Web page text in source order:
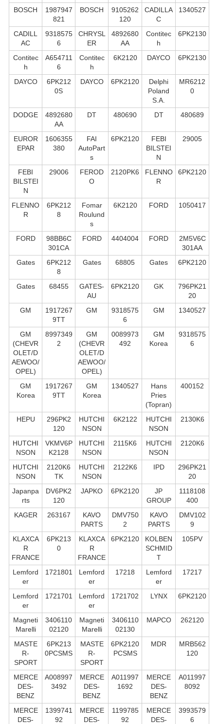
BOSCH
1987947
821
BOSCH
9105262
120
CADILLA
C
1340527
CADILL
AC
9318575
6
CHRYSL
ER
4892680
AA
Contitec
h
6PK2130
Contitec
h
A654711
6
Contitec
h
6K2120 DAYCO 6PK2130
DAYCO
6PK212
0S
DAYCO 6PK2120
Delphi
Poland
S.А.
MR6212
0
DODGE
4892680
AA
DT 480690 DT 480689
EUROR
EPAR
1606355
380
FAI
AutoPart
s
6PK2120
FEBI
BILSTEI
N
29005
FEBI
BILSTEI
N
29006
FEROD
O
2120PK6
FLENNO
R
6PK2120
FLENNO
R
6PK212
8
Fomar
Roulund
s
6K2120 FORD 1050417
FORD
98BB6C
301CA
FORD 4404004 FORD
2M5V6C
301AA
Gates
6PK212
8
Gates 68805 Gates 6PK2120
Gates 68455
GATES-
AU
6PK2120 GK
796PK21
20
GM
1917267
9TT
GM
9318575
6
GM 1340527
GM
(CHEVR
OLET/D
AEWOO/
OPEL)
8997349
2
GM
(CHEVR
OLET/D
AEWOO/
OPEL)
0089973
492
GM
Korea
9318575
6
GM
Korea
1917267
9TT
GM
Korea
1340527
Hans
Pries
(Topran)
400152
HEPU
296PK2
120
HUTCHI
NSON
6K2122
HUTCHI
NSON
2130K6
HUTCHI
NSON
VKMV6P
K2128
HUTCHI
NSON
2115K6
HUTCHI
NSON
2120K6
HUTCHI
NSON
2120K6
TK
HUTCHI
NSON
2122K6 IPD
296PK21
20
Japanpa
rts
DV6PK2
120
JAPKO 6PK2120
JP
GROUP
1118108
400
KAGER
263167
KAVO
PARTS
DMV750
2
KAVO
PARTS
DMV102
9
KLAXCA
R
FRANCE
6PK213
0
KLAXCA
R
FRANCE
6PK2120
KOLBEN
SCHMID
T
105PV
Lemford
er
1721801
Lemford
er
17218
Lemford
er
17217
Lemford
er
1721701
Lemford
er
1721702 LYNX 6PK2120
Magneti
Marelli
3406110
02120
Magneti
Marelli
3406110
02130
MAPCO 262120
MASTE
R-
SPORT
6PK213
0PCSMS
MASTE
R-
SPORT
6PK2120
PCSMS
MDR
MRB562
120
MERCE
DES-
BENZ
A008997
3492
MERCE
DES-
BENZ
A011997
1692
MERCE
DES-
BENZ
A011997
8092
MERCE
DES-
1399741
92
MERCE
DES-
1199785
92
MERCE
DES-
3993579
6